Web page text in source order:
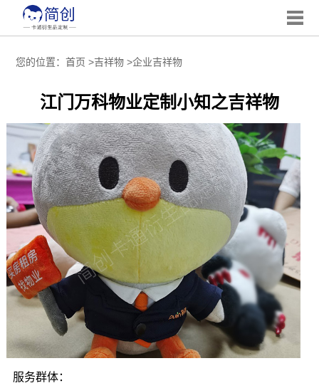
您的位置： 首页 >吉祥物>企业吉祥物
江门万科物业定制小知之吉祥物
服务群体：